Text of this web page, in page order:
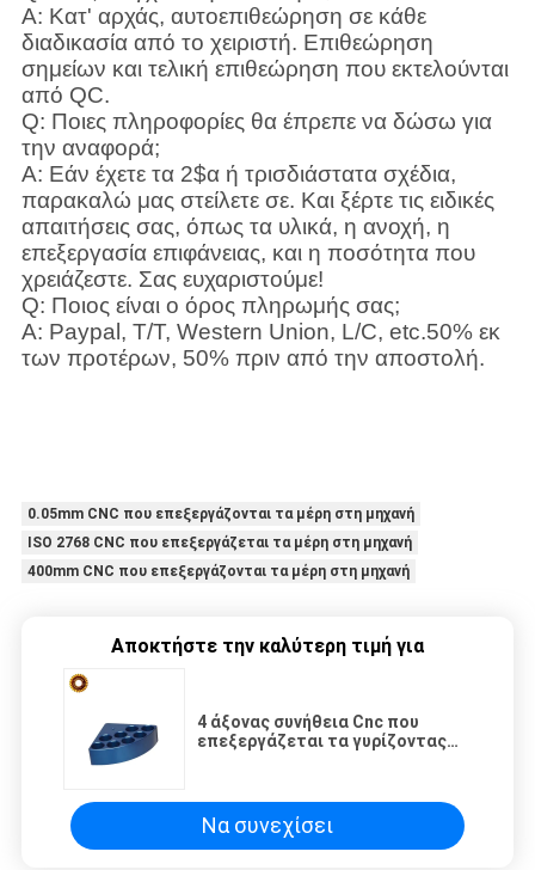
Α: Κατ' αρχάς, αυτοεπιθεώρηση σε κάθε
διαδικασία από το χειριστή. Επιθεώρηση
σημείων και τελική επιθεώρηση που εκτελούνται
από QC.
Q: Ποιες πληροφορίες θα έπρεπε να δώσω για
την αναφορά;
Α: Εάν έχετε τα 2$α ή τρισδιάστατα σχέδια,
παρακαλώ μας στείλετε σε. Και ξέρτε τις ειδικές
απαιτήσεις σας, όπως τα υλικά, η ανοχή, η
επεξεργασία επιφάνειας, και η ποσότητα που
χρειάζεστε. Σας ευχαριστούμε!
Q: Ποιος είναι ο όρος πληρωμής σας;
Α: Paypal, T/T, Western Union, L/C, etc.50% εκ
των προτέρων, 50% πριν από την αποστολή.
0.05mm CNC που επεξεργάζονται τα μέρη στη μηχανή
ISO 2768 CNC που επεξεργάζεται τα μέρη στη μηχανή
400mm CNC που επεξεργάζονται τα μέρη στη μηχανή
Αποκτήστε την καλύτερη τιμή για
4 άξονας συνήθεια Cnc που
επεξεργάζεται τα γυρίζοντας
Να συνεχίσει